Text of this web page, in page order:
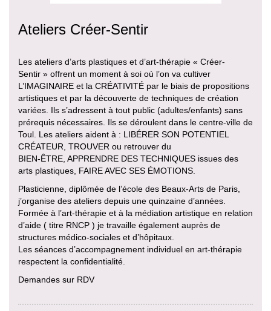
Ateliers Créer-Sentir
Les ateliers d’arts plastiques et d’art-thérapie « Créer-
Sentir » offrent un moment à soi où l’on va cultiver
L’IMAGINAIRE et la CRÉATIVITÉ par le biais de propositions
artistiques et par la découverte de techniques de création
variées. Ils s’adressent à tout public (adultes/enfants) sans
prérequis nécessaires. Ils se déroulent dans le centre-ville de
Toul. Les ateliers aident à : LIBÉRER SON POTENTIEL
CRÉATEUR, TROUVER ou retrouver du
BIEN-ÊTRE, APPRENDRE DES TECHNIQUES issues des
arts plastiques, FAIRE AVEC SES ÉMOTIONS.
Plasticienne, diplômée de l’école des Beaux-Arts de Paris,
j’organise des ateliers depuis une quinzaine d’années.
Formée à l’art-thérapie et à la médiation artistique en relation
d’aide ( titre RNCP ) je travaille également auprès de
structures médico-sociales et d’hôpitaux.
Les séances d’accompagnement individuel en art-thérapie
respectent la confidentialité.
Demandes sur RDV